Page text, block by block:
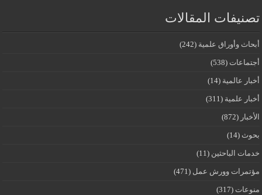
تصنيفات المقالات
أبحاث وأوراق علمية (242)
أجتماعات (538)
أخبار عالمية (14)
أخبار علمية (311)
الأخبار (872)
بحوث (14)
خدمات الباحثين (11)
مؤتمرات وورش عمل (471)
منوعات (317)